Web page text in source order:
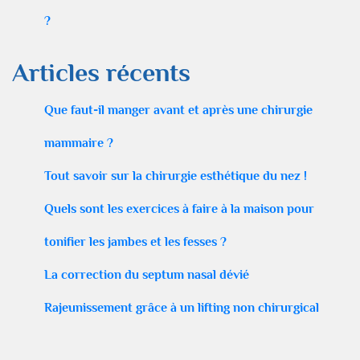
?
Articles récents
Que faut-il manger avant et après une chirurgie
mammaire ?
Tout savoir sur la chirurgie esthétique du nez !
Quels sont les exercices à faire à la maison pour
tonifier les jambes et les fesses ?
La correction du septum nasal dévié
Rajeunissement grâce à un lifting non chirurgical